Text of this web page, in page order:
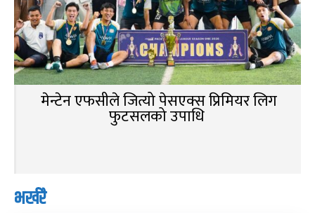
मेन्टेन एफसीले जित्यो पेसएक्स प्रिमियर लिग
फुटसलको उपाधि
भर्खरै